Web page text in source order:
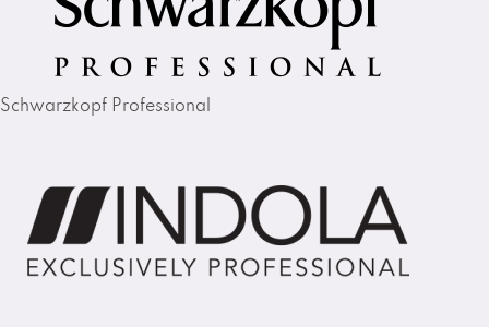
Schwarzkopf Professional